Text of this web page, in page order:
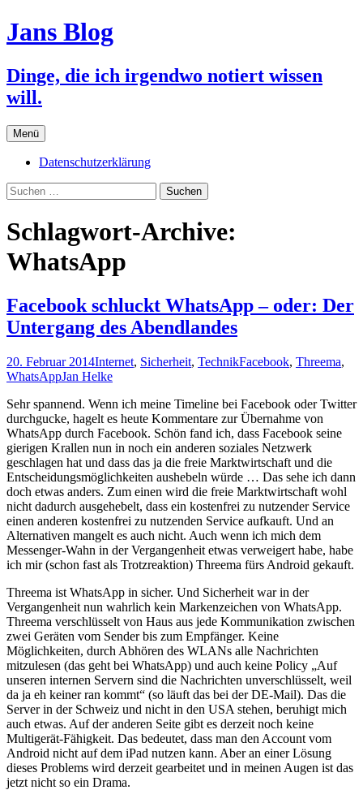
Jans Blog
Dinge, die ich irgendwo notiert wissen
will.
Menü Zum
Inhalt
springen
Datenschutzerklärung
Suchen
nach:
Schlagwort-Archive:
WhatsApp
Facebook schluckt WhatsApp – oder: Der
Untergang des Abendlandes
20. Februar 2014Internet, Sicherheit, TechnikFacebook, Threema,
WhatsAppJan Helke
Sehr spannend. Wenn ich meine Timeline bei Facebook oder Twitter
durchgucke, hagelt es heute Kommentare zur Übernahme von
WhatsApp durch Facebook. Schön fand ich, dass Facebook seine
gierigen Krallen nun in noch ein anderen soziales Netzwerk
geschlagen hat und dass das ja die freie Marktwirtschaft und die
Entscheidungsmöglichkeiten aushebeln würde … Das sehe ich dann
doch etwas anders. Zum einen wird die freie Marktwirtschaft wohl
nicht dadurch ausgehebelt, dass ein kostenfrei zu nutzender Service
einen anderen kostenfrei zu nutzenden Service aufkauft. Und an
Alternativen mangelt es auch nicht. Auch wenn ich mich dem
Messenger-Wahn in der Vergangenheit etwas verweigert habe, habe
ich mir (schon fast als Trotzreaktion) Threema fürs Android gekauft.
Threema ist WhatsApp in sicher. Und Sicherheit war in der
Vergangenheit nun wahrlich kein Markenzeichen von WhatsApp.
Threema verschlüsselt von Haus aus jede Kommunikation zwischen
zwei Geräten vom Sender bis zum Empfänger. Keine
Möglichkeiten, durch Abhören des WLANs alle Nachrichten
mitzulesen (das geht bei WhatsApp) und auch keine Policy „Auf
unseren internen Servern sind die Nachrichten unverschlüsselt, weil
da ja eh keiner ran kommt“ (so läuft das bei der DE-Mail). Das die
Server in der Schweiz und nicht in den USA stehen, beruhigt mich
auch etwas. Auf der anderen Seite gibt es derzeit noch keine
Multigerät-Fähigkeit. Das bedeutet, dass man den Account vom
Android nicht auf dem iPad nutzen kann. Aber an einer Lösung
dieses Problems wird derzeit gearbeitet und in meinen Augen ist das
jetzt nicht so ein Drama.